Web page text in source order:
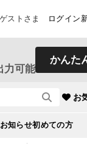
ゲストさま ログイン
力可能
かんた
お
お知らせ初めての方